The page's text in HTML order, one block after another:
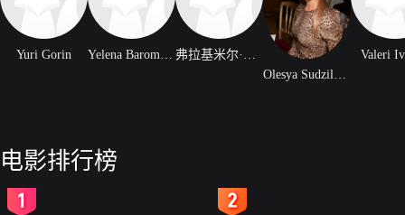
Yuri Gorin Yelena Baromykina
弗拉基米尔·古谢夫
Valeri
电影排行榜